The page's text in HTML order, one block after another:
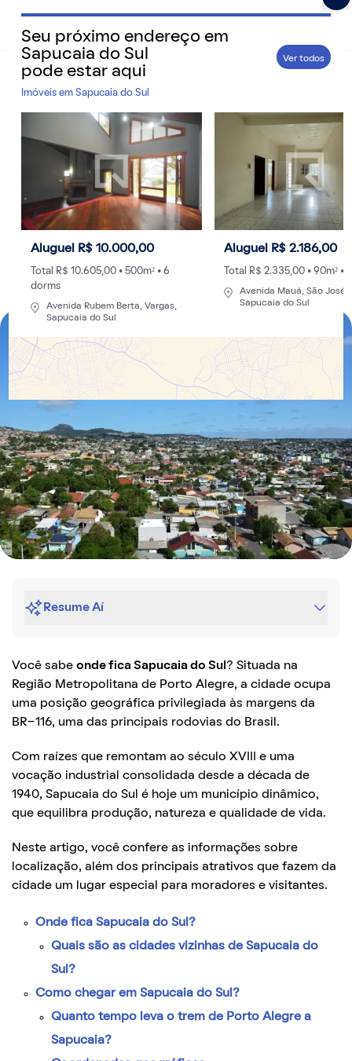
QuintoAndar Guias - Inspiração e tudo o que você
Home> Cidades
Onde fica Sapucaia do Sul? Conheça a cidade
da Grande Porto Alegre
Localizada a cerca de 20 Km da Capital Gaúcha, a
cidade se destaca pelo Parque Zoológico, pela forte
vocação industrial e por uma localização estratégica no
coração do Vale dos Sinos
PorRedação- 27/05/2026 às 23:03
Atualizado: 29/05/2026 às 08:15
Resume Aí
Você sabe onde fica Sapucaia do Sul ? Situada na
Região Metropolitana de Porto Alegre, a cidade ocupa
uma posição geográfica privilegiada às margens da
BR-116, uma das principais rodovias do Brasil.
Com raízes que remontam ao século XVIII e uma
vocação industrial consolidada desde a década de
1940, Sapucaia do Sul é hoje um município dinâmico,
que equilibra produção, natureza e qualidade de vida.
Neste artigo, você confere as informações sobre
localização, além dos principais atrativos que fazem da
cidade um lugar especial para moradores e visitantes.
Onde fica Sapucaia do Sul?
Quais são as cidades vizinhas de Sapucaia do
Sul?
Como chegar em Sapucaia do Sul?
Quanto tempo leva o trem de Porto Alegre a
Sapucaia?
Seu próximo endereço em
Sapucaia do Sul
pode estar aqui
Imóveis emSapucaia do Sul
Ver todos
Aluguel R$ 10.000,00
Total R$ 10.605,00 • 500m² • 6
dorms
Avenida Rubem Berta, Vargas,
Sapucaia do Sul
Aluguel R$ 2.186,00
Total R$ 2.335,00 • 90m² •
Avenida Mauá, São José,
Sapucaia do Sul